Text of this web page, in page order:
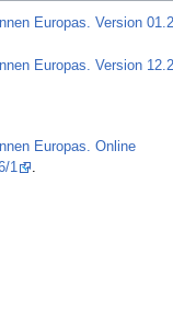
Europas. Version
Europas. Version
Europas. Online
1 .